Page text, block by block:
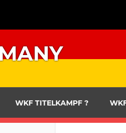
WKF TITELKAMPF ?